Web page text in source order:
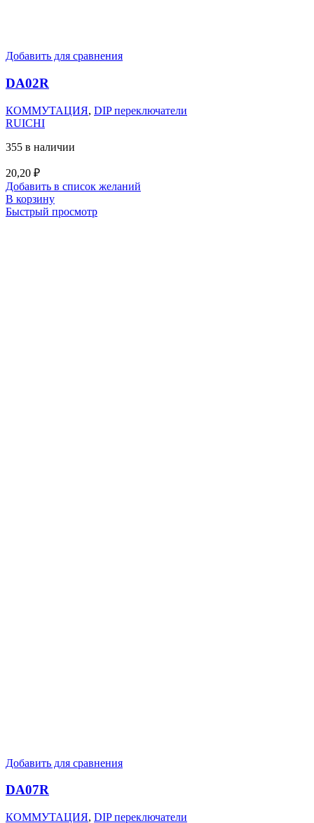
Добавить для сравнения
DA02R
КОММУТАЦИЯ, DIP переключатели
RUICHI
355 в наличии
20,20 ₽
Добавить в список желаний
В корзину
Быстрый просмотр
Добавить для сравнения
DA07R
КОММУТАЦИЯ, DIP переключатели